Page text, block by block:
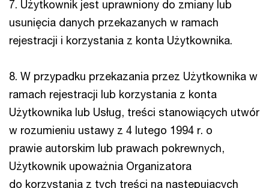
7. Użytkownik jest uprawniony do zmiany lub
usunięcia danych przekazanych w ramach
rejestracji i korzystania z konta Użytkownika.
8. W przypadku przekazania przez Użytkownika w
ramach rejestracji lub korzystania z konta
Użytkownika lub Usług, treści stanowiących utwór
w rozumieniu ustawy z 4 lutego 1994 r. o
prawie autorskim lub prawach pokrewnych,
Użytkownik upoważnia Organizatora
do korzystania z tych treści na następujących